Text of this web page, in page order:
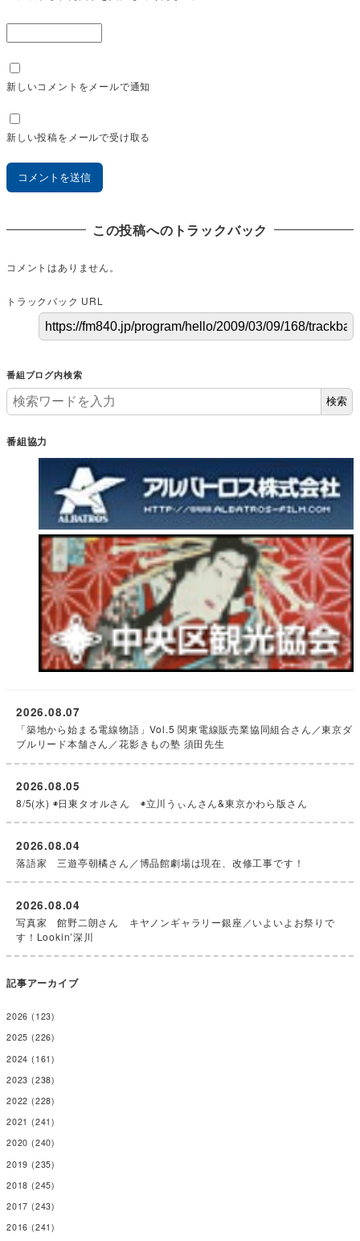
新しいコメントをメールで通知
新しい投稿をメールで受け取る
この投稿へのトラックバック
コメントはありません。
トラックバック URL
番組ブログ内検索
検索
番組協力
「築地から始まる電線物語」Vol.5 関東電線販売業協同組合さん／東京ダ
ブルリード本舗さん／花影きもの塾 須田先生
2026.08.07
8/5(水) ◉日東タオルさん ◉立川うぃんさん&東京かわら版さん
2026.08.05
落語家 三遊亭朝橘さん／博品館劇場は現在、改修工事です！
2026.08.04
写真家 館野二朗さん キヤノンギャラリー銀座／いよいよお祭りで
す！Lookin’深川
2026.08.04
記事アーカイブ
2026 (123)
2025 (226)
2024 (161)
2023 (238)
2022 (228)
2021 (241)
2020 (240)
2019 (235)
2018 (245)
2017 (243)
2016 (241)